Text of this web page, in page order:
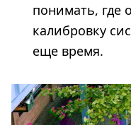
понимать, где
калибровку
еще время.